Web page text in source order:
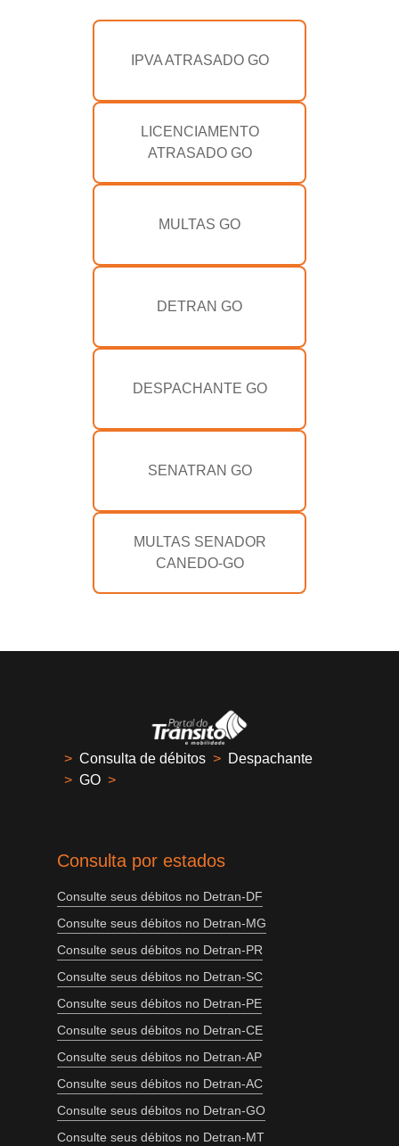
IPVA ATRASADO GO
LICENCIAMENTO
ATRASADO GO
MULTAS GO
DETRAN GO
DESPACHANTE GO
SENATRAN GO
MULTAS SENADOR
CANEDO-GO
> Consulta de débitos > Despachante
> GO >
Consulta por estados
Consulte seus débitos no Detran-DF
Consulte seus débitos no Detran-MG
Consulte seus débitos no Detran-PR
Consulte seus débitos no Detran-SC
Consulte seus débitos no Detran-PE
Consulte seus débitos no Detran-CE
Consulte seus débitos no Detran-AP
Consulte seus débitos no Detran-AC
Consulte seus débitos no Detran-GO
Consulte seus débitos no Detran-MT